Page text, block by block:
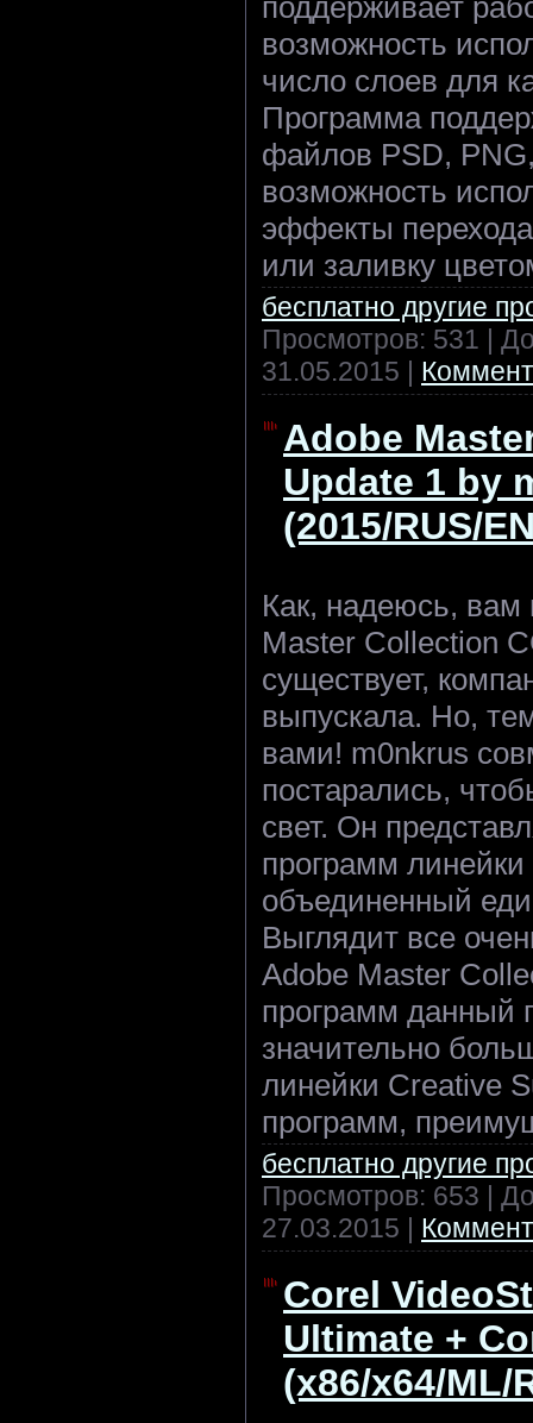
возможность
число слоев для
Программа
файлов PSD,
возможность
эффекты
или заливку
бесплатно другие
Просмотров: 531 |
31.05.2015 |
Adobe
Update 1 by
(2015/RUS/
Как, надеюсь, вам
Master Collection
существует,
выпускала. Но,
вами! m0nkrus
постарались,
свет. Он
программ
объединенный
Выглядит все
Adobe Master
программ данный
значительно
линейки Creative
программ,
бесплатно другие
Просмотров: 653 |
27.03.2015 |
Corel
Ultimate +
(x86/x64/ML/